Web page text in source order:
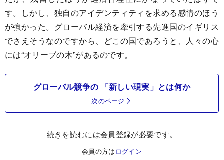
す。しかし、独自のアイデンティティを求める感情のほう
が強かった。グローバル経済を牽引する先進国のイギリス
でさえそうなのですから、どこの国であろうと、人々の心
には“オリーブの木”があるのです。
グローバル競争の 「新しい現実」とは何か
次のページ
続きを読むには会員登録が必要です。
会員の方は ログイン